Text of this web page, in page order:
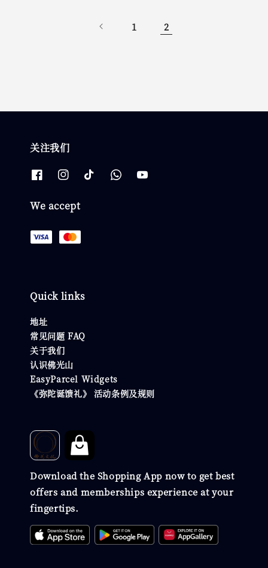
1 2
关注我们
We accept
Quick links
地址
常见问题 FAQ
关于我们
认识佛光山
EasyParcel Widgets
《弥陀诞馈礼》 活动条例及规则
Download the Shopping App now to get best
offers and memberships experience at your
fingertips.